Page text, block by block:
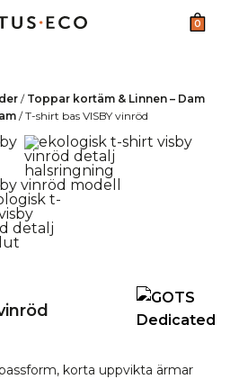
0
/ Toppar kortäm & Linnen – Dam
/T-shirt bas VISBY vinröd
korta uppvikta ärmar